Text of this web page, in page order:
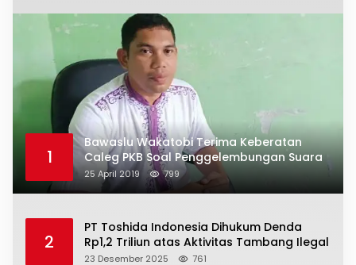
1
Bawaslu Wakatobi Terima Keberatan
Caleg PKB Soal Penggelembungan Suara
25 April 2019 799
2
PT Toshida Indonesia Dihukum Denda
Rp1,2 Triliun atas Aktivitas Tambang Ilegal
23 Desember 2025 761